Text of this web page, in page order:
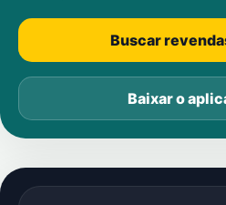
Buscar
Baixar o